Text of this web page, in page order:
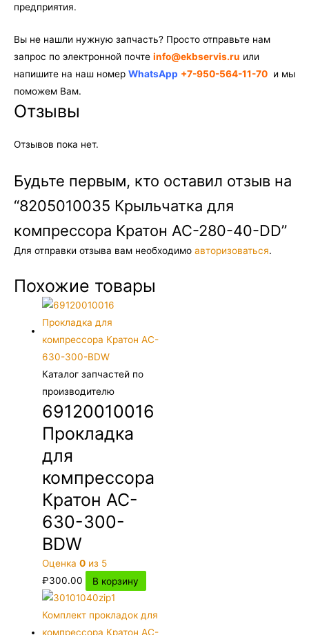
предприятия.
Вы не нашли нужную запчасть? Просто отправьте нам
запрос по электронной почте info@ekbservis.ru или
напишите на наш номер WhatsApp +7-950-564-11-70 и мы
поможем Вам.
Отзывы
Отзывов пока нет.
Будьте первым, кто оставил отзыв на
“8205010035 Крыльчатка для
компрессора Кратон AC-280-40-DD”
Для отправки отзыва вам необходимо авторизоваться.
Похожие товары
Каталог запчастей по
производителю
69120010016
Прокладка
для
компрессора
Кратон AC-
630-300-
BDW
Оценка0 из 5
₽300.00 В корзину